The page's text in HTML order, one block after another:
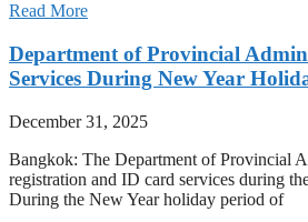
Read More
Department of Provincial
Services During New Year
December 31, 2025
Bangkok: The Department of Provincial
registration and ID card services during
During the New Year holiday period of